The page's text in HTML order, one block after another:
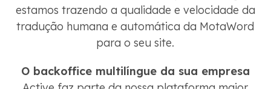
estamos trazendo a qualidade e velocidade da
tradução humana e automática da MotaWord
para o seu site.
O backoffice multilíngue da sua empresa